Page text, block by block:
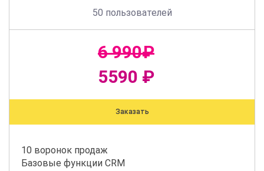
50 пользователей
6 990₽
5590 ₽
Заказать
10 воронок продаж
Базовые функции CRM